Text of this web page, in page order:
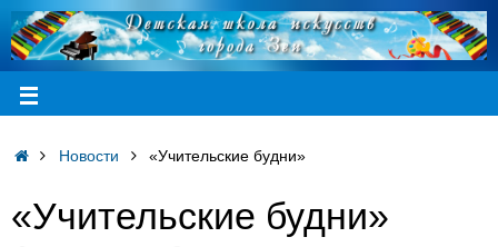
Новости «Учительские будни»
«Учительские будни»